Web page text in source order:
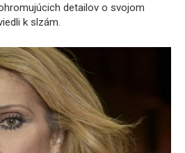
detailov o svojom
k slzám.